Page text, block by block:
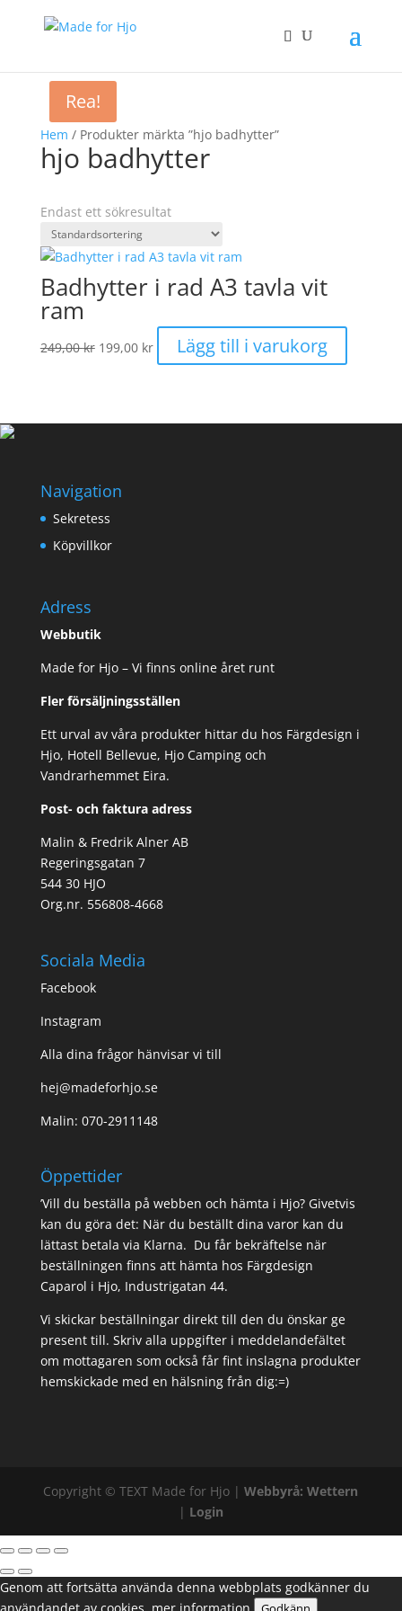
Hem / Produkter märkta ”hjo badhytter”
hjo badhytter
Endast ett sökresultat
Rea!
Badhytter i rad A3 tavla vit
ram
249,00kr Det
ursprungliga
249,00 kr.
199,00 kr
nuvarande
199,00 kr.
Lägg till i varukorg
Navigation
Sekretess
Köpvillkor
Adress
Webbutik
Made for Hjo – Vi finns online året runt
Fler försäljningsställen
Ett urval av våra produkter hittar du hos Färgdesign i
Hjo, Hotell Bellevue, Hjo Camping och
Vandrarhemmet Eira.
Post- och faktura adress
Malin & Fredrik Alner AB
Regeringsgatan 7
544 30 HJO
Org.nr. 556808-4668
Sociala Media
Facebook
Instagram
Alla dina frågor hänvisar vi till
hej@madeforhjo.se
Malin: 070-2911148
Öppettider
’Vill du beställa på webben och hämta i Hjo? Givetvis
kan du göra det: När du beställt dina varor kan du
lättast betala via Klarna. Du får bekräftelse när
beställningen finns att hämta hos Färgdesign
Caparol i Hjo, Industrigatan 44.
Vi skickar beställningar direkt till den du önskar ge
present till. Skriv alla uppgifter i meddelandefältet
om mottagaren som också får fint inslagna produkter
hemskickade med en hälsning från dig:=)
Copyright ©TEXT Made for Hjo |Webbyrå: Wettern
| Login
Genom att fortsätta använda denna webbplats godkänner du